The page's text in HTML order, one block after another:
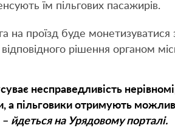
їм пільгових пасажирів.
на проїзд буде монетизуватися
рішення органом
несправедливість
а пільговики отримують
– йдеться на Урядовому порталі.